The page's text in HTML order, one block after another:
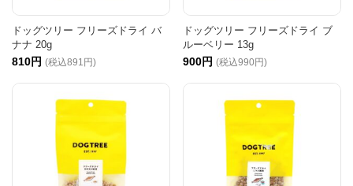
ドッグツリー フリーズドライ バ
ナナ 20g
810円 (税込891円)
ドッグツリー フリーズドライ ブ
ルーベリー 13g
900円 (税込990円)